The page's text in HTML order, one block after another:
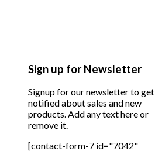
Sign up for Newsletter
Signup for our newsletter to get
notified about sales and new
products. Add any text here or
remove it.
[contact-form-7 id="7042"